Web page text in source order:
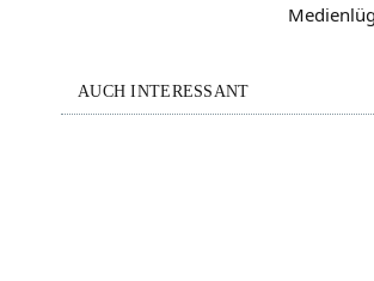
AUCH INTERESSANT